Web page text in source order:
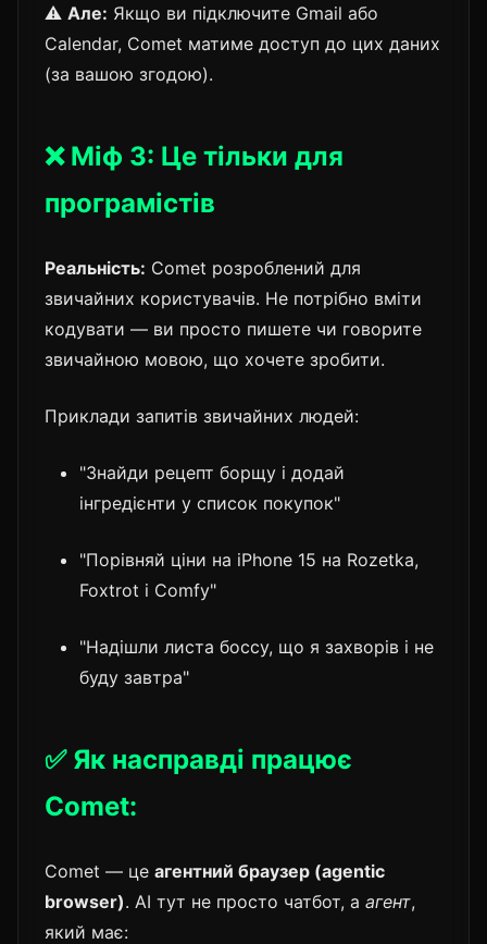
⚠️ Але: Якщо ви підключите Gmail або
Calendar, Comet матиме доступ до цих даних
(за вашою згодою).
❌ Міф 3: Це тільки для
програмістів
Реальність: Comet розроблений для
звичайних користувачів. Не потрібно вміти
кодувати — ви просто пишете чи говорите
звичайною мовою, що хочете зробити.
Приклади запитів звичайних людей:
"Знайди рецепт борщу і додай
інгредієнти у список покупок"
"Порівняй ціни на iPhone 15 на Rozetka,
Foxtrot і Comfy"
"Надішли листа боссу, що я захворів і не
буду завтра"
✅ Як насправді працює
Comet:
Comet — це агентний браузер (agentic
browser). AI тут не просто чатбот, а агент,
який має: